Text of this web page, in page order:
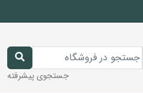
جستجوی پیشرفته